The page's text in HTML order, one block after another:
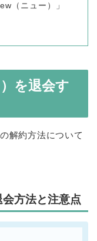
（ニュー）」
を退会す
解約方法について
方法と注意点